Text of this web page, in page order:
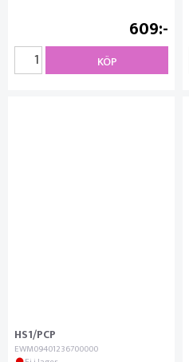
609
KÖP
HS1/PCP
EWM09401236700000